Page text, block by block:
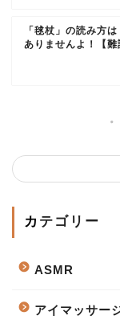
「毬杖」の読み方
ありませんよ！【難
カテゴリー
ASMR
アイマッサー